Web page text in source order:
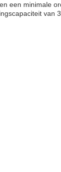
een minimale
van